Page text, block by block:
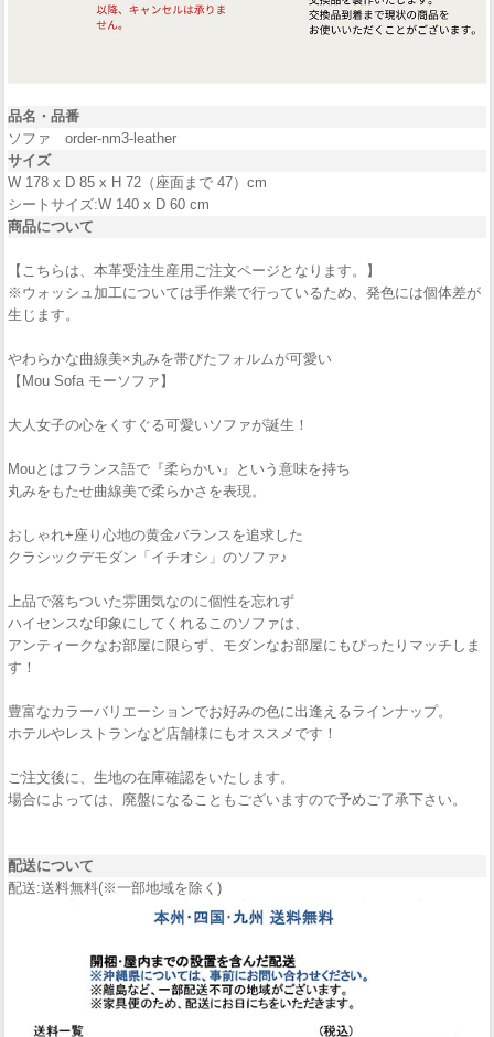
品名・品番
ソファ order-nm3-leather
サイズ
W 178 x D 85 x H 72（座面まで 47）cm
シートサイズ:W 140 x D 60 cm
商品について
【こちらは、本革受注生産用ご注文ページとなります。】
※ウォッシュ加工については手作業で行っているため、発色には個体差が
生じます。
やわらかな曲線美×丸みを帯びたフォルムが可愛い
【Mou Sofa モーソファ】
大人女子の心をくすぐる可愛いソファが誕生！
Mouとはフランス語で『柔らかい』という意味を持ち
丸みをもたせ曲線美で柔らかさを表現。
おしゃれ+座り心地の黄金バランスを追求した
クラシックデモダン「イチオシ」のソファ♪
上品で落ちついた雰囲気なのに個性を忘れず
ハイセンスな印象にしてくれるこのソファは、
アンティークなお部屋に限らず、モダンなお部屋にもぴったりマッチしま
す！
豊富なカラーバリエーションでお好みの色に出逢えるラインナップ。
ホテルやレストランなど店舗様にもオススメです！
ご注文後に、生地の在庫確認をいたします。
場合によっては、廃盤になることもございますので予めご了承下さい。
配送について
配送:送料無料(※一部地域を除く)